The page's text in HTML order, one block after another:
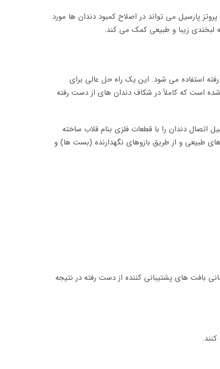
پارسیل می تواند در اصلاح کمبود دندان ها مورد
به لبخندی زیبا و طبیعی کمک می کند.
استفاده می شود. این یک راه حل عالی برای
است که کاملاً در شکاف دندان های از دست رفته
اتصال دندان را با قطعات فلزی بنام قلاب ساخته
طبیعی و از طریق بازوهای نگهدارنده (بست ها) و
بافت های پشتیبانی کننده از دست رفته در نتیجه